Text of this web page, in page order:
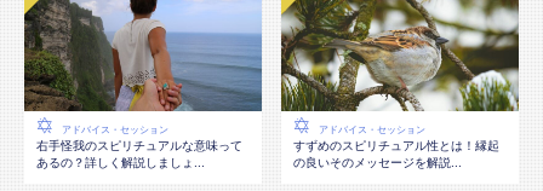
アドバイス・セッション
右手怪我のスピリチュアルな意味って
あるの？詳しく解説しましょ...
アドバイス・セッション
すずめのスピリチュアル性とは！縁起
の良いそのメッセージを解説...